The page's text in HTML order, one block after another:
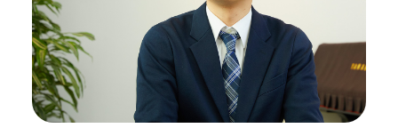
はい。大学時代に趣味で曲作りをし
ていて、仕事で音楽にかかわってい
きたいという気持ちをもつようにな
りました。性格的に興味のあること